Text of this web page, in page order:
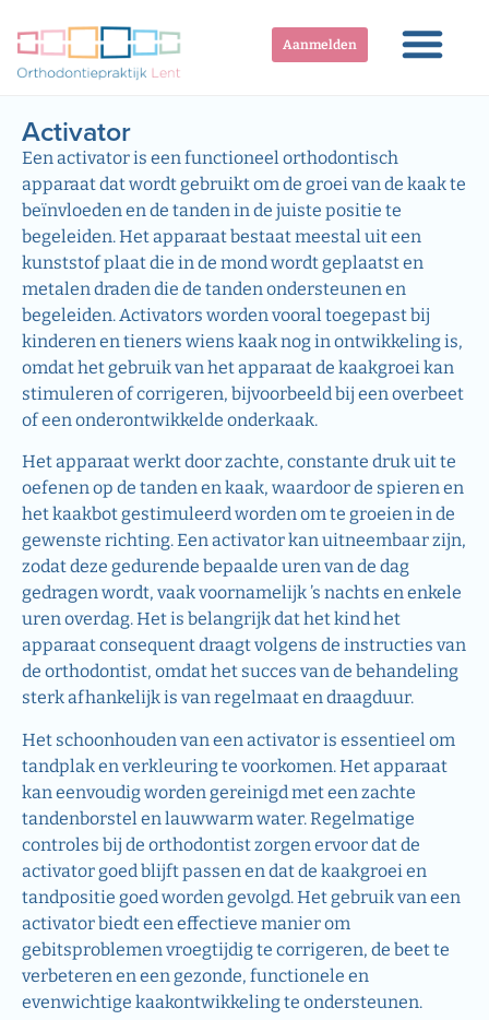
Aanmelden
Activator
Een activator is een functioneel orthodontisch
apparaat dat wordt gebruikt om de groei van de kaak te
beïnvloeden en de tanden in de juiste positie te
begeleiden. Het apparaat bestaat meestal uit een
kunststof plaat die in de mond wordt geplaatst en
metalen draden die de tanden ondersteunen en
begeleiden. Activators worden vooral toegepast bij
kinderen en tieners wiens kaak nog in ontwikkeling is,
omdat het gebruik van het apparaat de kaakgroei kan
stimuleren of corrigeren, bijvoorbeeld bij een overbeet
of een onderontwikkelde onderkaak.
Het apparaat werkt door zachte, constante druk uit te
oefenen op de tanden en kaak, waardoor de spieren en
het kaakbot gestimuleerd worden om te groeien in de
gewenste richting. Een activator kan uitneembaar zijn,
zodat deze gedurende bepaalde uren van de dag
gedragen wordt, vaak voornamelijk ’s nachts en enkele
uren overdag. Het is belangrijk dat het kind het
apparaat consequent draagt volgens de instructies van
de orthodontist, omdat het succes van de behandeling
sterk afhankelijk is van regelmaat en draagduur.
Het schoonhouden van een activator is essentieel om
tandplak en verkleuring te voorkomen. Het apparaat
kan eenvoudig worden gereinigd met een zachte
tandenborstel en lauwwarm water. Regelmatige
controles bij de orthodontist zorgen ervoor dat de
activator goed blijft passen en dat de kaakgroei en
tandpositie goed worden gevolgd. Het gebruik van een
activator biedt een effectieve manier om
gebitsproblemen vroegtijdig te corrigeren, de beet te
verbeteren en een gezonde, functionele en
evenwichtige kaakontwikkeling te ondersteunen.